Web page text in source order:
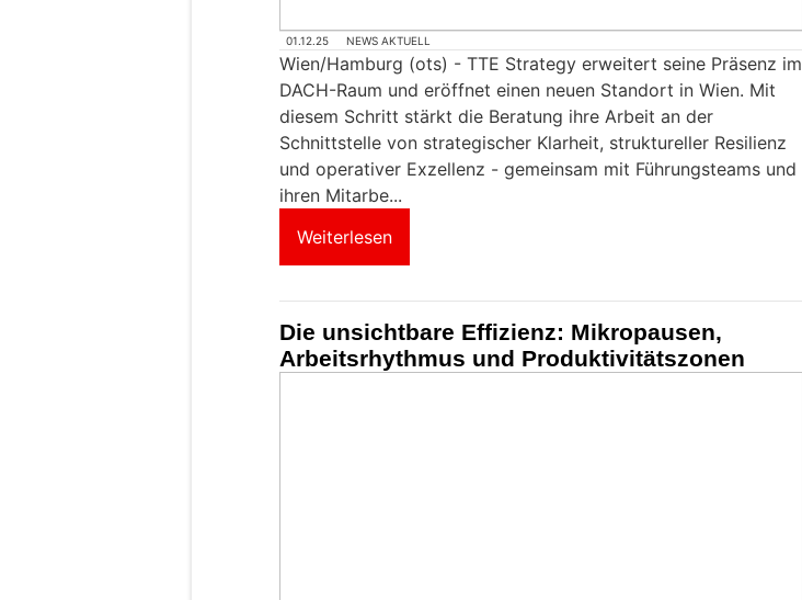
01.12.25 NEWS AKTUELL
Wien/Hamburg (ots) - TTE Strategy erweitert seine Präsenz im
DACH-Raum und eröffnet einen neuen Standort in Wien. Mit
diesem Schritt stärkt die Beratung ihre Arbeit an der
Schnittstelle von strategischer Klarheit, struktureller Resilienz
und operativer Exzellenz - gemeinsam mit Führungsteams und
ihren Mitarbe...
Weiterlesen
Die unsichtbare Effizienz: Mikropausen,
Arbeitsrhythmus und Produktivitätszonen